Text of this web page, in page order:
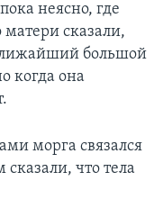
неясно, где
матери сказали,
большой
когда она
морга связался
сказали, что тела